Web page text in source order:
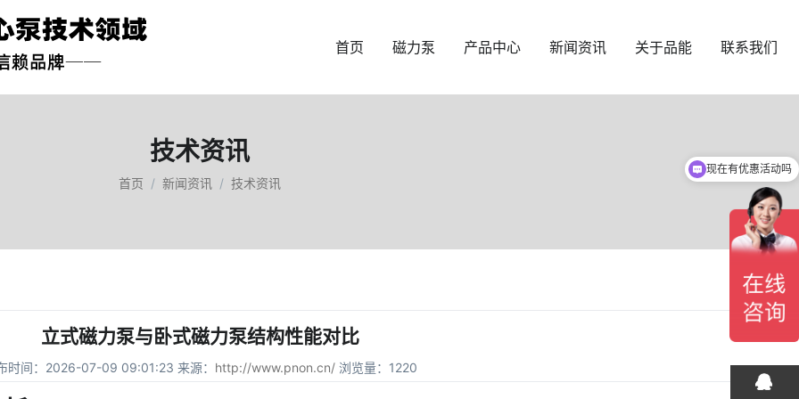
首页 磁力泵 产品中心 新闻资讯 关于品能 联系我们
技术资讯
首页 新闻资讯 技术资讯
立式磁力泵与卧式磁力泵结构性能对比
时间：2026-07-09 09:01:23 来源： http://www.pnon.cn/浏览量：1220
现在有优惠活动吗